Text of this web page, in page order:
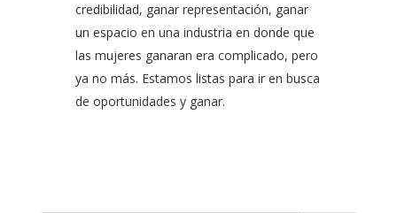
credibilidad, ganar representación, ganar
un espacio en una industria en donde que
las mujeres ganaran era complicado, pero
ya no más. Estamos listas para ir en busca
de oportunidades y ganar.